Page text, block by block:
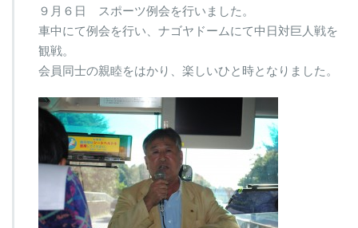
ー
ツ
例
は
９月６日 スポーツ例会を行いました。
車中にて例会を行い、ナゴヤドームにて中日対巨人戦を
観戦。
会員同士の親睦をはかり、楽しいひと時となりました。